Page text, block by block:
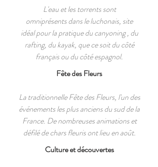
L'eau et les torrents sont
omniprésents dans le luchonais, site
idéal pour la pratique du canyoning , du
rafting, du kayak, que ce soit du côté
français ou du côté espagnol.
Fête des Fleurs
La traditionnelle Fête des Fleurs, l'un des
événements les plus anciens du sud de la
France. De nombreuses animations et
défilé de chars fleuris ont lieu en août.
Culture et découvertes